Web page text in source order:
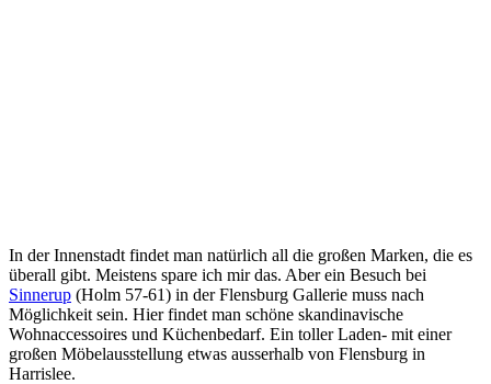
In der Innenstadt findet man natürlich all die großen Marken, die es
überall gibt. Meistens spare ich mir das. Aber ein Besuch bei
Sinnerup (Holm 57-61) in der Flensburg Gallerie muss nach
Möglichkeit sein. Hier findet man schöne skandinavische
Wohnaccessoires und Küchenbedarf. Ein toller Laden- mit einer
großen Möbelausstellung etwas ausserhalb von Flensburg in
Harrislee.